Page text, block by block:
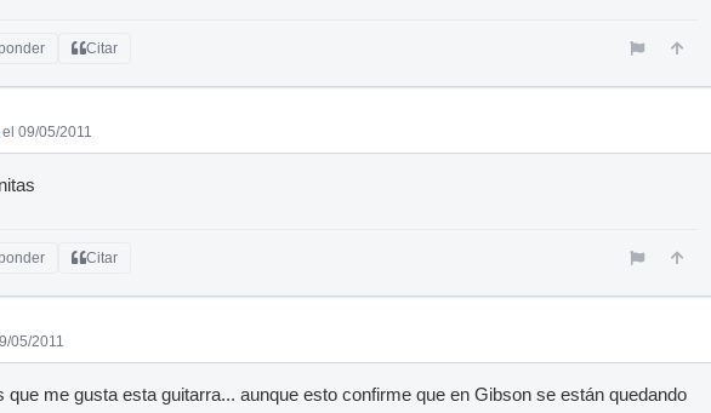
Citar
el 09/05/2011
Citar
05/2011
que me gusta esta guitarra... aunque esto confirme que en Gibson se están quedando